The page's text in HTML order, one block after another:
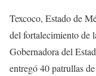
Texcoco, Estado de
del fortalecimiento de
Gobernadora del
entregó 40 patrullas